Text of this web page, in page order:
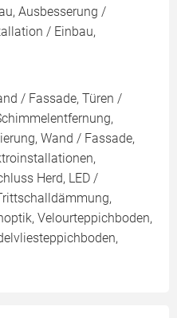
Ausbesserung /
/ Einbau,
/ Fassade, Türen /
Wand / Fassade,
Herd, LED /
Velourteppichboden,